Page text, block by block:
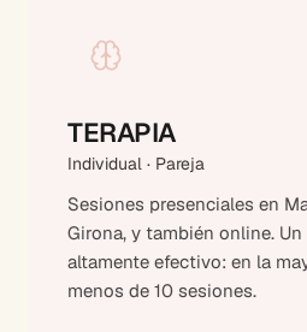
TERAPIA
Individual · Pareja
Sesiones presenciales en
Girona, y también online.
altamente efectivo: en la
menos de 10 sesiones.